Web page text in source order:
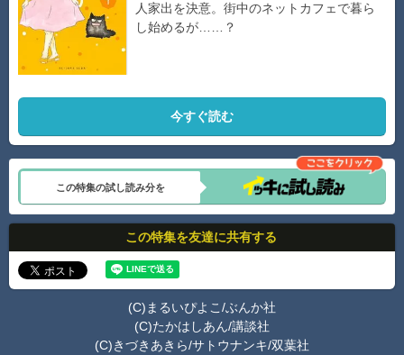
人家出を決意。街中のネットカフェで暮ら
し始めるが……？
今すぐ読む
この特集の試し読み分を
この特集を友達に共有する
(C)まるいぴよこ/ぶんか社
(C)たかはしあん/講談社
(C)きづきあきら/サトウナンキ/双葉社